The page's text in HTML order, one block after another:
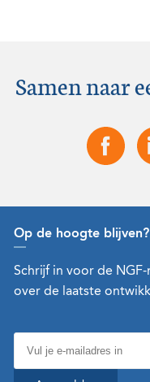
Samen naar
Op de hoogte blijven?
Schrijf in voor de
over de laatste